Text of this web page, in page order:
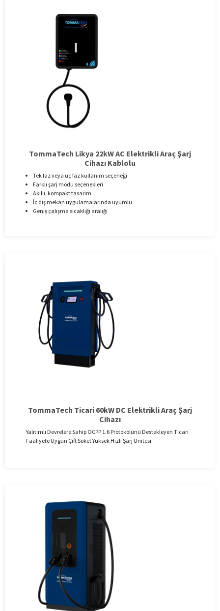
TommaTech Likya 22kW AC Elektrikli Araç Şarj
Cihazı Kablolu
Tek faz veya üç faz kullanım seçeneği
Farklı şarj modu seçenekleri
Akıllı, kompakt tasarım
İç dış mekan uygulamalarında uyumlu
Geniş çalışma sıcaklığı aralığı
TommaTech Ticari 60kW DC Elektrikli Araç Şarj
Cihazı
Yalıtımlı Devrelere Sahip OCPP 1.6 Protokolünü Destekleyen Ticari
Faaliyete Uygun Çift Soket Yüksek Hızlı Şarj Ünitesi